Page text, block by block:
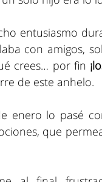
entusiasmo
con amigos,
crees… por fin
de este anhelo.
enero lo pasé
que